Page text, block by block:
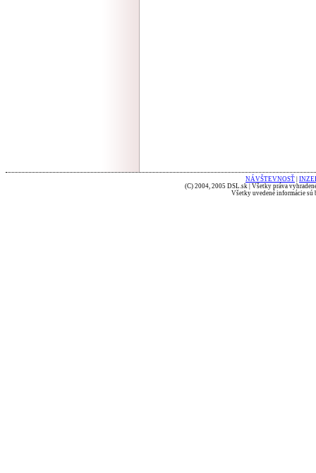
NÁVŠTEVNOSŤ
(C) 2004, 2005 DSL.sk | Všetky práva
Všetky uvedené informácie sú